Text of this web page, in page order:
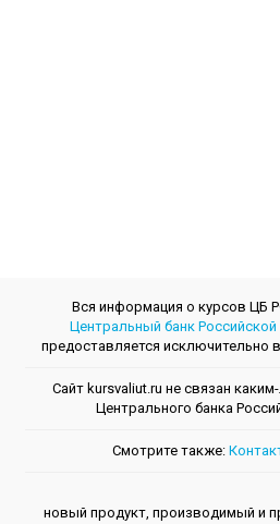
Вся информация о курсов ЦБ
Центральный банк
предоставляется исключительно
Сайт kursvaliut.ru не связан
Центрального банкa
Смотрите также:
новый продукт, производимый и